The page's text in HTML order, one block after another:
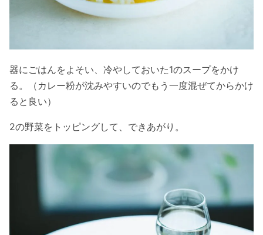
器にごはんをよそい、冷やしておいた1のスープをかけ
る。（カレー粉が沈みやすいのでもう一度混ぜてからかけ
ると良い）
2の野菜をトッピングして、できあがり。